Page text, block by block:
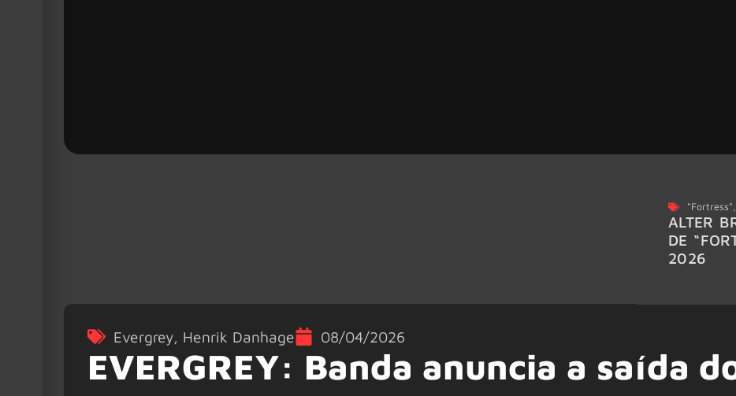
"Fortress"
ALTER
DE
2026
Evergrey, Henrik Danhage 08/04/2026
EVERGREY: Banda anuncia a saída